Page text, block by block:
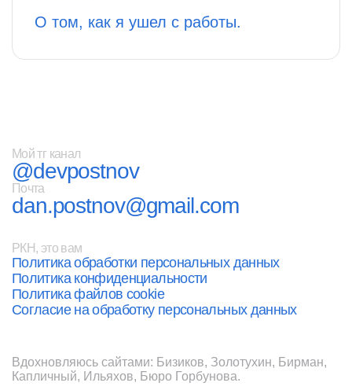
О том, как я ушел с работы.
Мой тг канал
@devpostnov
Почта
dan.postnov@gmail.com
РКН, это вам
Политика обработки персональных данных
Политика конфиденциальности
Политика файлов cookie
Согласие на обработку персональных данных
Вдохновляюсь сайтами: Бизиков, Золотухин, Бирман,
Капличный, Ильяхов, Бюро Горбунова.